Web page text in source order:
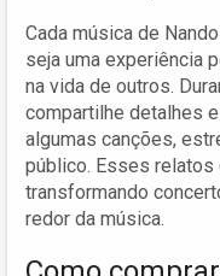
Cada música de
seja uma experiência
na vida de outros.
compartilhe detalhes
algumas canções,
público. Esses relatos
transformando
redor da música.